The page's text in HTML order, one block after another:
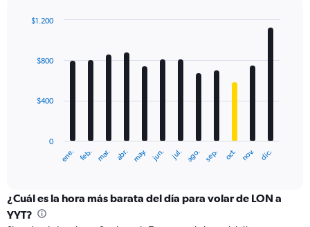
values.
with
The
categories.
Range:
12
ene. feb. mar. abr. may. jun. jul. ago. sep. oct. nov. dic.
0
$400
$800
$1.200
¿Cuál es la hora más barata del día para volar de LON a
YYT?